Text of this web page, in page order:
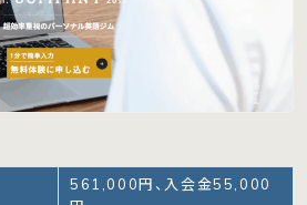
561,000円、入会金55,000